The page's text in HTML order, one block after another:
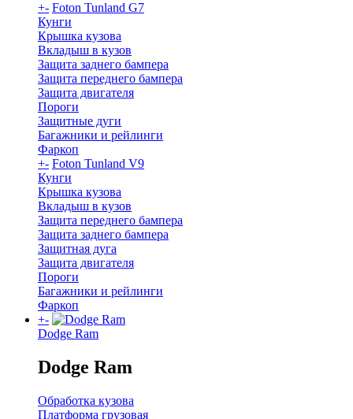
+- Foton Tunland G7
Кунги
Крышка кузова
Вкладыш в кузов
Защита заднего бампера
Защита переднего бампера
Защита двигателя
Пороги
Защитные дуги
Багажники и рейлинги
Фаркоп
+- Foton Tunland V9
Кунги
Крышка кузова
Вкладыш в кузов
Защита переднего бампера
Защита заднего бампера
Защитная дуга
Защита двигателя
Пороги
Багажники и рейлинги
Фаркоп
+-
Dodge Ram
Dodge Ram
Обработка кузова
Платформа грузовая